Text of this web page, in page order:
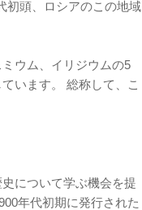
初頭、ロシアのこの地域
ウム、イリジウムの5
います。 総称して、こ
について学ぶ機会を提
年代初期に発行された